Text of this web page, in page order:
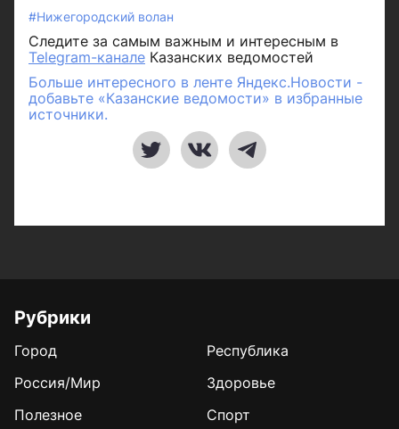
#Нижегородский волан
Следите за самым важным и интересным в
Telegram-канале Казанских ведомостей
Больше интересного в ленте Яндекс.Новости -
добавьте «Казанские ведомости» в избранные
источники.
Рубрики
Город
Республика
Россия/Мир
Здоровье
Полезное
Спорт